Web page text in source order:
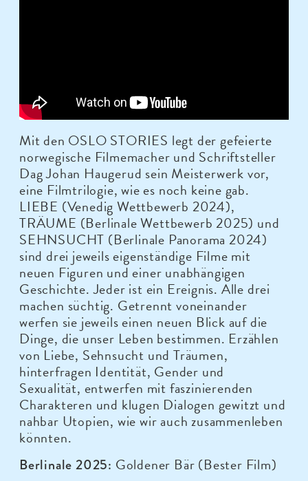
Mit den OSLO STORIES legt der gefeierte
norwegische Filmemacher und Schriftsteller
Dag Johan Haugerud sein Meisterwerk vor,
eine Filmtrilogie, wie es noch keine gab.
LIEBE (Venedig Wettbewerb 2024),
TRÄUME (Berlinale Wettbewerb 2025) und
SEHNSUCHT (Berlinale Panorama 2024)
sind drei jeweils eigenständige Filme mit
neuen Figuren und einer unabhängigen
Geschichte. Jeder ist ein Ereignis. Alle drei
machen süchtig. Getrennt voneinander
werfen sie jeweils einen neuen Blick auf die
Dinge, die unser Leben bestimmen. Erzählen
von Liebe, Sehnsucht und Träumen,
hinterfragen Identität, Gender und
Sexualität, entwerfen mit faszinierenden
Charakteren und klugen Dialogen gewitzt und
nahbar Utopien, wie wir auch zusammenleben
könnten.
Berlinale 2025: Goldener Bär (Bester Film)